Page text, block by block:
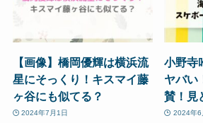
【画像】橋岡優輝は横浜流
星にそっくり！キスマイ藤
ヶ谷にも似てる？
2024年7月1日
小野寺
ヤバい
賛！見
2024年6